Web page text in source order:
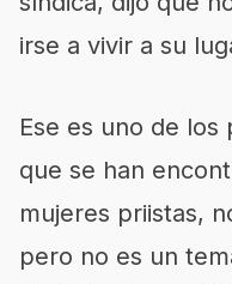
irse a vivir a su
Ese es uno de
que se han
mujeres priistas,
pero no es un